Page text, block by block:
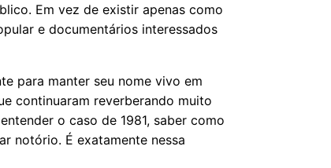
Em vez de existir apenas como
e documentários interessados
para manter seu nome vivo em
continuaram reverberando muito
o caso de 1981, saber como
notório. É exatamente nessa